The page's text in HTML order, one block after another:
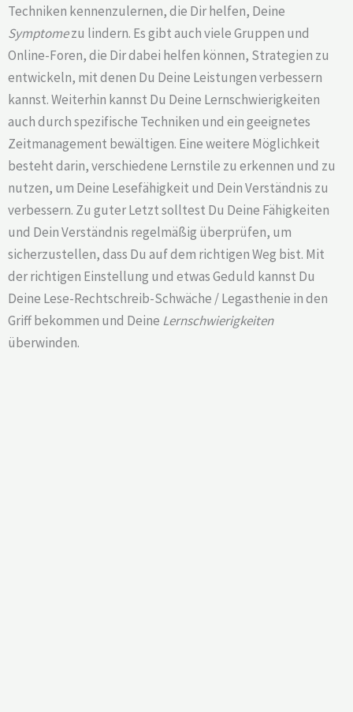
Techniken kennenzulernen, die Dir helfen, Deine
Symptomezu lindern. Es gibt auch viele Gruppen und
Online-Foren, die Dir dabei helfen können, Strategien zu
entwickeln, mit denen Du Deine Leistungen verbessern
kannst. Weiterhin kannst Du Deine Lernschwierigkeiten
auch durch spezifische Techniken und ein geeignetes
Zeitmanagement bewältigen. Eine weitere Möglichkeit
besteht darin, verschiedene Lernstile zu erkennen und zu
nutzen, um Deine Lesefähigkeit und Dein Verständnis zu
verbessern. Zu guter Letzt solltest Du Deine Fähigkeiten
und Dein Verständnis regelmäßig überprüfen, um
sicherzustellen, dass Du auf dem richtigen Weg bist. Mit
der richtigen Einstellung und etwas Geduld kannst Du
Deine Lese-Rechtschreib-Schwäche / Legasthenie in den
Griff bekommen und Deine Lernschwierigkeiten
überwinden.